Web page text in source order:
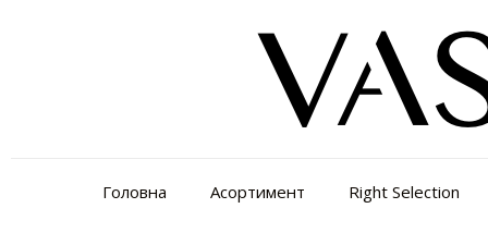
Головна Асортимент Right Selection